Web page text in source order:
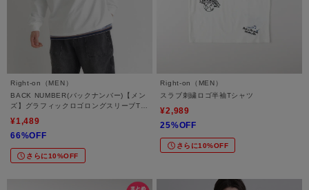
Right-on（MEN）
BACK NUMBER(バックナンバー)【メン
ズ】グラフィックロゴロングスリーブTシ
¥1,489
66%OFF
さらに10%OFF
Right-on（MEN）
スラブ刺繍ロゴ半袖Tシャツ
¥2,989
25%OFF
さらに10%OFF